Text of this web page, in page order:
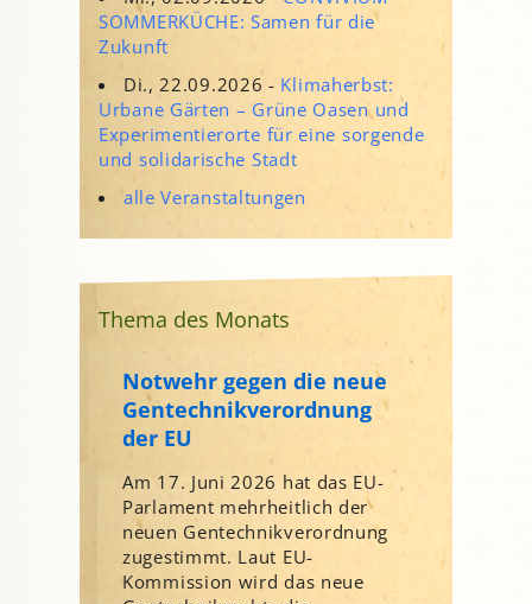
SOMMERKÜCHE: Samen für die
Zukunft
Di., 22.09.2026 - Klimaherbst:
Urbane Gärten – Grüne Oasen und
Experimentierorte für eine sorgende
und solidarische Stadt
alle Veranstaltungen
Thema des Monats
Notwehr gegen die neue
Gentechnikverordnung
der EU
Am 17. Juni 2026 hat das EU-
Parlament mehrheitlich der
neuen Gentechnikverordnung
zugestimmt. Laut EU-
Kommission wird das neue